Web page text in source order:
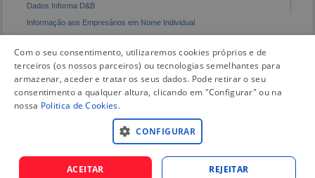
Dados Informa D&B
Informação aos Empresários em Nome Individual
Com o seu consentimento, utilizaremos cookies próprios e de
terceiros (os nossos parceiros) ou tecnologias semelhantes para
armazenar, aceder e tratar os seus dados. Pode retirar o seu
consentimento a qualquer altura, clicando em "Configurar" ou na
nossa Politica de Cookies.
CONFIGURAR
ACEITAR REJEITAR